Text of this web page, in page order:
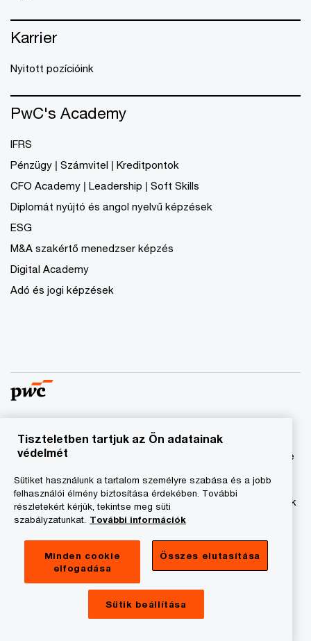
Karrier
Nyitott pozícióink
PwC's Academy
IFRS
Pénzügy | Számvitel | Kreditpontok
CFO Academy | Leadership | Soft Skills
Diplomát nyújtó és angol nyelvű képzések
ESG
M&A szakértő menedzser képzés
Digital Academy
Adó és jogi képzések
© 2023 - 2026 PwC. Minden jog fenntartva. A „PwC”
kifejezés a PricewaterhouseCoopers Könyvvizsgáló Kft.-re
amelyek az önálló és független jogi személyekből álló
PricewaterhouseCoopers International Limited hálózatának
tagja.
Adatkezelési tájékoztató
Cookie tájékoztató
A honlap fenntartója
Tiszteletben tartjuk az Ön adatainak
védelmét
Sütiket használunk a tartalom személyre szabása és a jobb
felhasználói élmény biztosítása érdekében. További
részletekért kérjük, tekintse meg süti
szabályzatunkat. További információk
Minden cookie
elfogadása
Összes elutasítása
Sütik beállítása